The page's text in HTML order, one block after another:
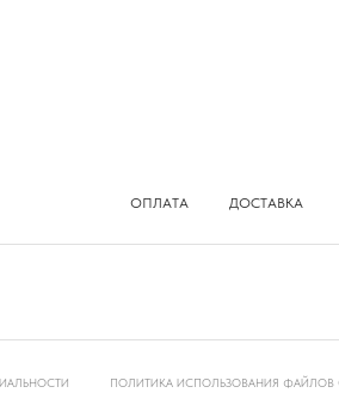
ОПЛАТА ДОСТАВКА
ПОЛИТИКА ИСПОЛЬЗОВАНИЯ ФАЙЛОВ